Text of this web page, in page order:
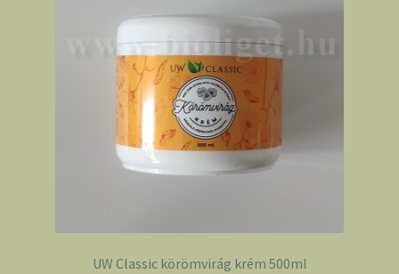
UW Classic körömvirág krém 500ml